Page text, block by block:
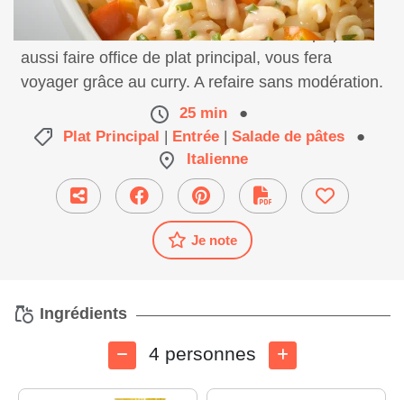
Très facile et bon marché, cette entrée, qui peut
aussi faire office de plat principal, vous fera
voyager grâce au curry. A refaire sans modération.
25 min
●
Plat Principal | Entrée | Salade de pâtes
●
Italienne
Je note
Ingrédients
4 personnes